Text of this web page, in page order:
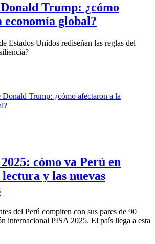
Trump: ¿cómo
economía global?
Estados Unidos rediseñan las reglas del
cómo va Perú en
y las nuevas
del Perú compiten con sus pares de 90
internacional PISA 2025. El país llega a esta